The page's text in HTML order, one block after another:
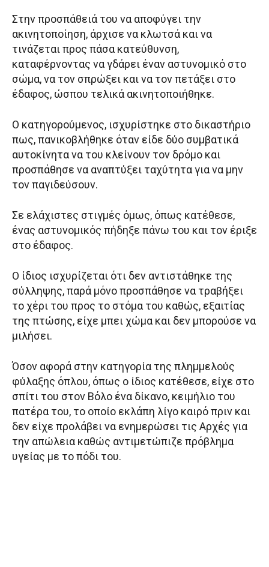
Στην προσπάθειά του να αποφύγει την
ακινητοποίηση, άρχισε να κλωτσά και να
τινάζεται προς πάσα κατεύθυνση,
καταφέρνοντας να γδάρει έναν αστυνομικό στο
σώμα, να τον σπρώξει και να τον πετάξει στο
έδαφος, ώσπου τελικά ακινητοποιήθηκε.
Ο κατηγορούμενος, ισχυρίστηκε στο δικαστήριο
πως, πανικοβλήθηκε όταν είδε δύο συμβατικά
αυτοκίνητα να του κλείνουν τον δρόμο και
προσπάθησε να αναπτύξει ταχύτητα για να μην
τον παγιδεύσουν.
Σε ελάχιστες στιγμές όμως, όπως κατέθεσε,
ένας αστυνομικός πήδηξε πάνω του και τον έριξε
στο έδαφος.
Ο ίδιος ισχυρίζεται ότι δεν αντιστάθηκε της
σύλληψης, παρά μόνο προσπάθησε να τραβήξει
το χέρι του προς το στόμα του καθώς, εξαιτίας
της πτώσης, είχε μπει χώμα και δεν μπορούσε να
μιλήσει.
Όσον αφορά στην κατηγορία της πλημμελούς
φύλαξης όπλου, όπως ο ίδιος κατέθεσε, είχε στο
σπίτι του στον Βόλο ένα δίκανο, κειμήλιο του
πατέρα του, το οποίο εκλάπη λίγο καιρό πριν και
δεν είχε προλάβει να ενημερώσει τις Αρχές για
την απώλεια καθώς αντιμετώπιζε πρόβλημα
υγείας με το πόδι του.